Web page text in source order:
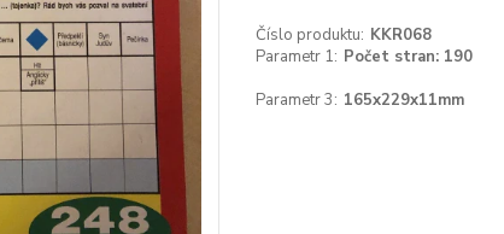
Číslo produktu: KKR068
Parametr 1: Počet stran: 190
Parametr 3: 165x229x11mm